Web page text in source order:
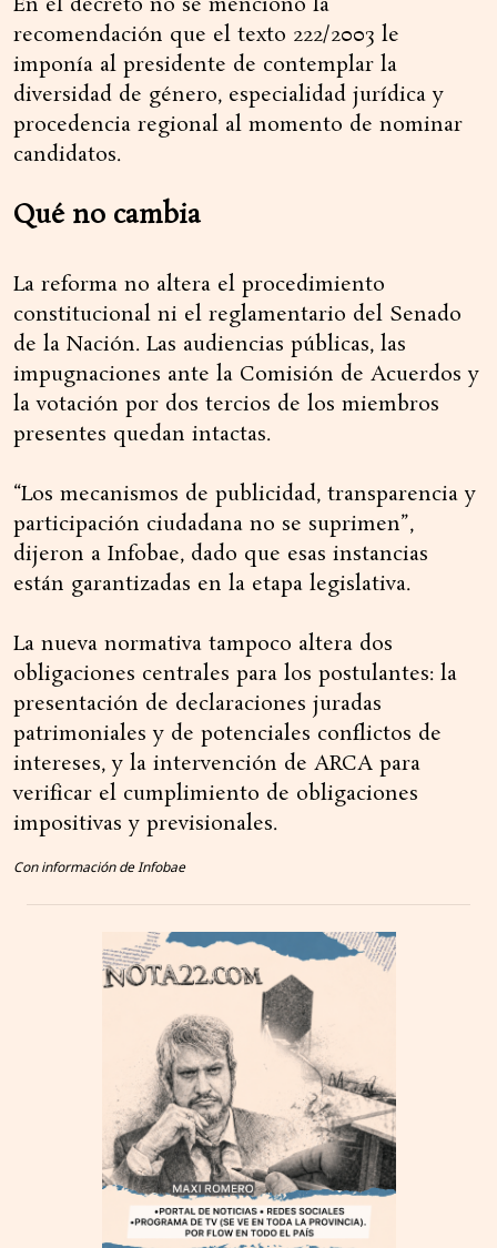
recomendación que el texto 222/2003 le
imponía al presidente de contemplar la
diversidad de género, especialidad jurídica y
procedencia regional al momento de nominar
candidatos.
Qué no cambia
La reforma no altera el procedimiento
constitucional ni el reglamentario del Senado
de la Nación. Las audiencias públicas, las
impugnaciones ante la Comisión de Acuerdos y
la votación por dos tercios de los miembros
presentes quedan intactas.
“Los mecanismos de publicidad, transparencia y
participación ciudadana no se suprimen”,
dijeron a Infobae, dado que esas instancias
están garantizadas en la etapa legislativa.
La nueva normativa tampoco altera dos
obligaciones centrales para los postulantes: la
presentación de declaraciones juradas
patrimoniales y de potenciales conflictos de
intereses, y la intervención de ARCA para
verificar el cumplimiento de obligaciones
impositivas y previsionales.
Con información de Infobae